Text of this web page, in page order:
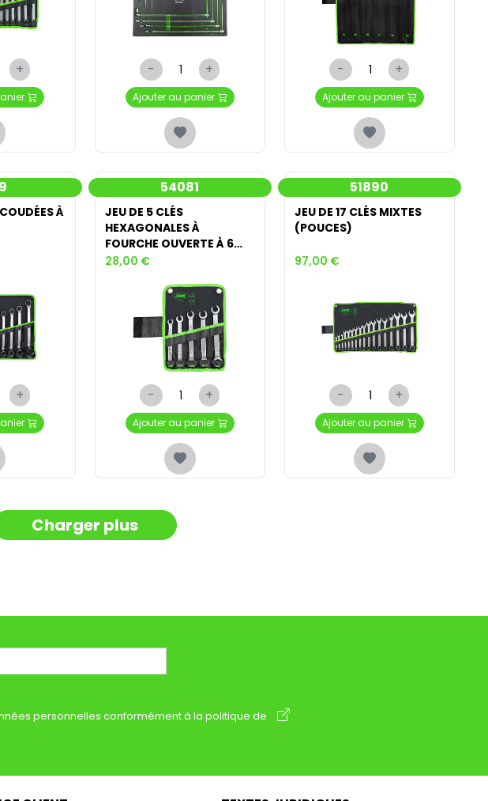
+ - +
Ajouter au panier
- +
Ajouter au panier
À
+
54081
JEU DE 5 CLÉS
HEXAGONALES À
FOURCHE OUVERTE À 6
ARÊTES
28,00 €
- +
Ajouter au panier
51890
JEU DE 17 CLÉS MIXTES
(POUCES)
97,00 €
- +
Ajouter au panier
Charger plus
personnelles conformément à la politique de